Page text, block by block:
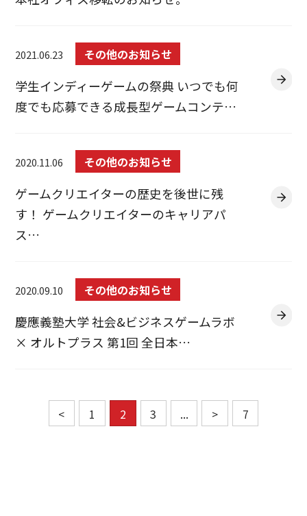
2021.06.23 その他のお知らせ
学生インディーゲームの祭典 いつでも何
度でも応募できる成長型ゲームコンテ…
2020.11.06 その他のお知らせ
ゲームクリエイターの歴史を後世に残
す！ ゲームクリエイターのキャリアパ
ス…
2020.09.10 その他のお知らせ
慶應義塾大学 社会&ビジネスゲームラボ
× オルトプラス 第1回 全日本…
< 1 2 3 ... > 7